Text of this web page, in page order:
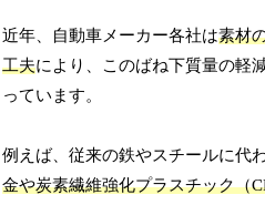
近年、自動車メーカー各社は素材
工夫により、このばね下質量の軽
っています。
例えば、従来の鉄やスチールに代
金や炭素繊維強化プラスチック（